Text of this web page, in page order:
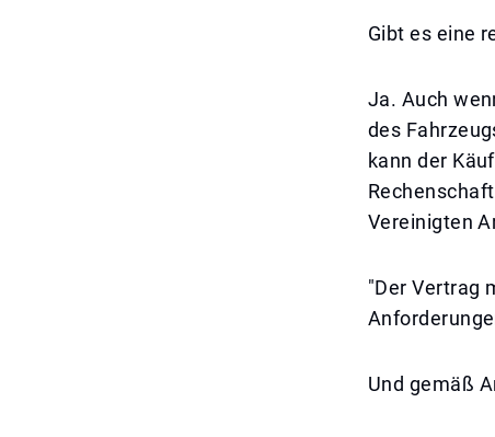
Gibt es eine
Ja. Auch
des
kann der
Vereinigten
"Der Vertrag
Und gemäß